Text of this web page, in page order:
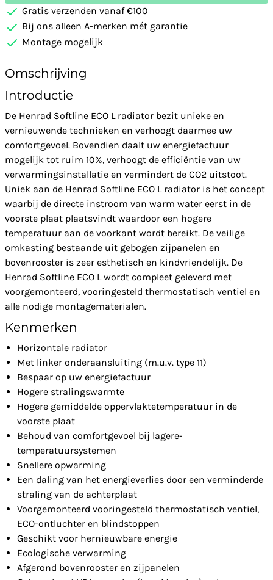
Gratis verzenden vanaf €100
Bij ons alleen A-merken mét garantie
Montage mogelijk
Omschrijving
Introductie
De Henrad Softline ECO L radiator bezit unieke en
vernieuwende technieken en verhoogt daarmee uw
comfortgevoel. Bovendien daalt uw energiefactuur
mogelijk tot ruim 10%, verhoogt de efficiëntie van uw
verwarmingsinstallatie en vermindert de CO2 uitstoot.
Uniek aan de Henrad Softline ECO L radiator is het concept
waarbij de directe instroom van warm water eerst in de
voorste plaat plaatsvindt waardoor een hogere
temperatuur aan de voorkant wordt bereikt. De veilige
omkasting bestaande uit gebogen zijpanelen en
bovenrooster is zeer esthetisch en kindvriendelijk. De
Henrad Softline ECO L wordt compleet geleverd met
voorgemonteerd, vooringesteld thermostatisch ventiel en
alle nodige montagematerialen.
Kenmerken
Horizontale radiator
Met linker onderaansluiting (m.u.v. type 11)
Bespaar op uw energiefactuur
Hogere stralingswarmte
Hogere gemiddelde oppervlaktetemperatuur in de
voorste plaat
Behoud van comfortgevoel bij lagere-
temperatuursystemen
Snellere opwarming
Een daling van het energieverlies door een verminderde
straling van de achterplaat
Voorgemonteerd vooringesteld thermostatisch ventiel,
ECO-ontluchter en blindstoppen
Geschikt voor hernieuwbare energie
Ecologische verwarming
Afgerond bovenrooster en zijpanelen